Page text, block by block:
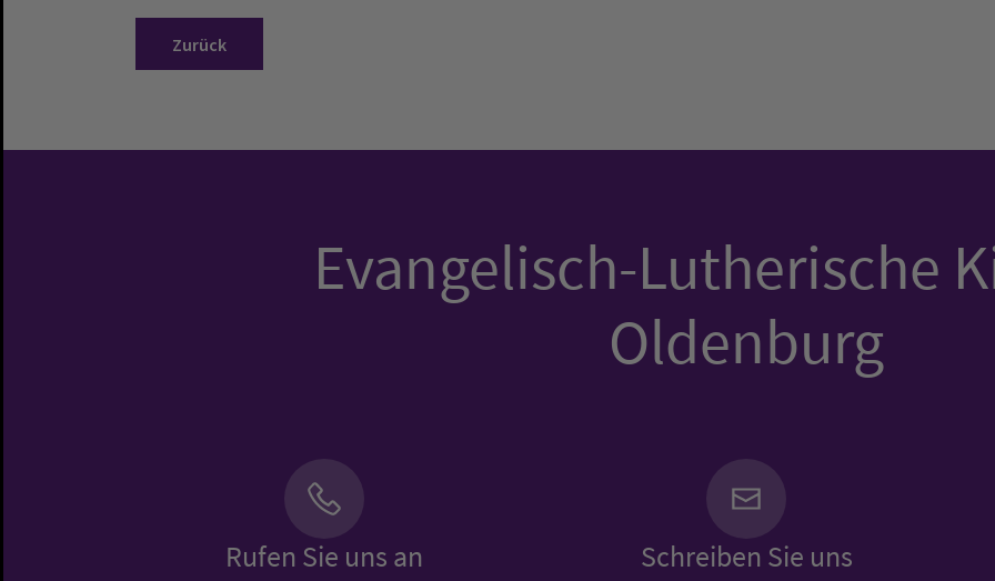
Zurück
Evangelisch-Lutherische
Oldenburg
Rufen Sie uns an Schreiben Sie uns